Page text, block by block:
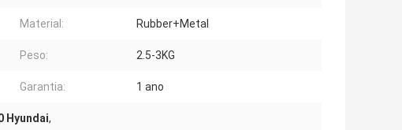
Material: Rubber+Metal
Peso: 2.5-3KG
Garantia: 1 ano
Hyundai,